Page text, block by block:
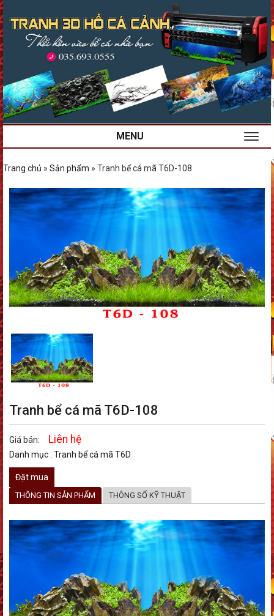
MENU
Trang chủ » Sản phẩm » Tranh bể cá mã T6D-108
Tranh bể cá mã T6D-108
Giá bán: Liên hệ
Danh mục : Tranh bể cá mã T6D
Đặt mua
THÔNG TIN SẢN PHẨM THÔNG SỐ KỸ THUẬT